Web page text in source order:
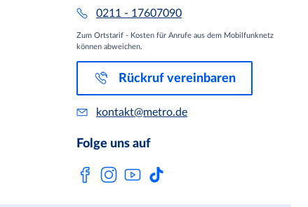
0211 - 17607090
Zum Ortstarif - Kosten für Anrufe aus dem Mobilfunknetz
können abweichen.
Rückruf vereinbaren
kontakt@metro.de
Folge uns auf